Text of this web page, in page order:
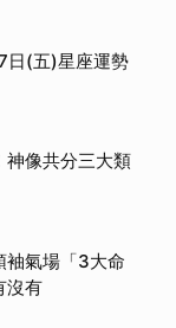
(五)星座運勢
神像共分三大類
袖氣場「3大命
沒有